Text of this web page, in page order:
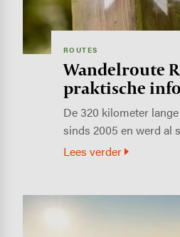
ROUTES
Wandelroute
praktische
De 320 kilometer
sinds 2005 en werd al
Lees verder
Image